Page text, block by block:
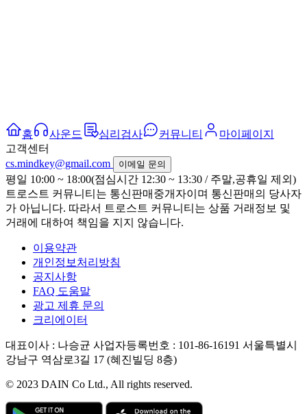
홈 사운드 심리검사 커뮤니티
마이페이지
고객센터
cs.mindkey@gmail.com
이메일 문의
평일 10:00 ~ 18:00(점심시간 12:30 ~ 13:30 / 주말,공휴일 제외)
트로스트 커뮤니티는 통신판매중개자이며 통신판매의 당사자
가 아닙니다. 따라서 트로스트 커뮤니티는 상품 거래정보 및
거래에 대하여 책임을 지지 않습니다.
이용약관
개인정보처리방침
공지사항
FAQ 도움말
광고 제휴 문의
크리에이터
대표이사 : 나승균 사업자등록번호 : 101-86-16191 서울특별시
강남구 역삼로3길 17 (혜진빌딩 8층)
© 2023 DAIN Co Ltd., All rights reserved.